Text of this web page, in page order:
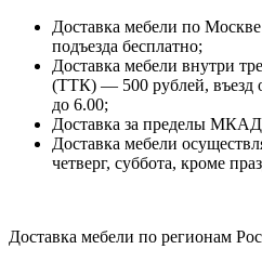
Доставка мебели по
подъезда бесплатно;
Доставка мебели внутри
(ТТК) — 500 рублей, въезд
до 6.00;
Доставка за пределы
Доставка мебели
четверг, суббота, кроме
Доставка мебели по регионам